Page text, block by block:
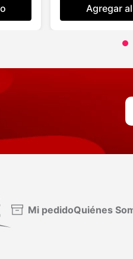
Agregar
Mi pedidoQuiénes